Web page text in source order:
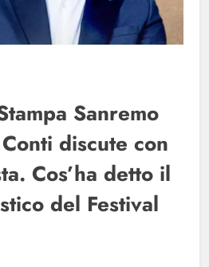
Sanremo
discute con
Cos’ha detto il
del Festival